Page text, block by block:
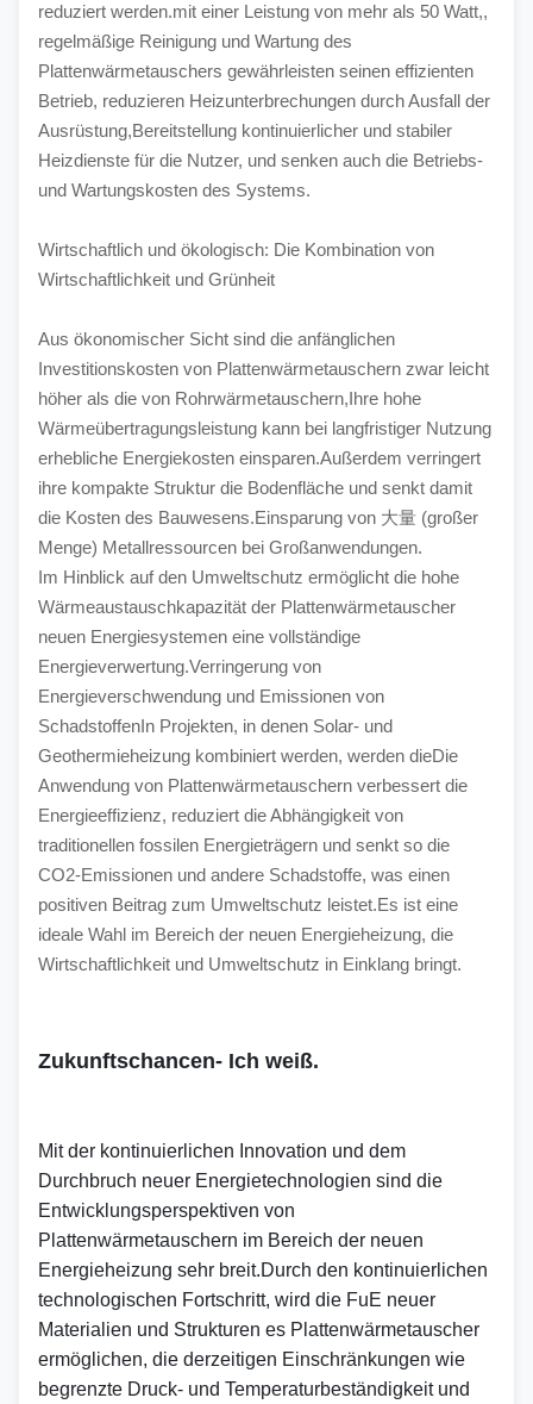
reduziert werden.mit einer Leistung von mehr als 50 Watt,,
regelmäßige Reinigung und Wartung des
Plattenwärmetauschers gewährleisten seinen effizienten
Betrieb, reduzieren Heizunterbrechungen durch Ausfall der
Ausrüstung,Bereitstellung kontinuierlicher und stabiler
Heizdienste für die Nutzer, und senken auch die Betriebs-
und Wartungskosten des Systems.
Wirtschaftlich und ökologisch: Die Kombination von
Wirtschaftlichkeit und Grünheit
Aus ökonomischer Sicht sind die anfänglichen
Investitionskosten von Plattenwärmetauschern zwar leicht
höher als die von Rohrwärmetauschern,Ihre hohe
Wärmeübertragungsleistung kann bei langfristiger Nutzung
erhebliche Energiekosten einsparen.Außerdem verringert
ihre kompakte Struktur die Bodenfläche und senkt damit
die Kosten des Bauwesens.Einsparung von 大量 (großer
Menge) Metallressourcen bei Großanwendungen.
Im Hinblick auf den Umweltschutz ermöglicht die hohe
Wärmeaustauschkapazität der Plattenwärmetauscher
neuen Energiesystemen eine vollständige
Energieverwertung.Verringerung von
Energieverschwendung und Emissionen von
SchadstoffenIn Projekten, in denen Solar- und
Geothermieheizung kombiniert werden, werden dieDie
Anwendung von Plattenwärmetauschern verbessert die
Energieeffizienz, reduziert die Abhängigkeit von
traditionellen fossilen Energieträgern und senkt so die
CO2-Emissionen und andere Schadstoffe, was einen
positiven Beitrag zum Umweltschutz leistet.Es ist eine
ideale Wahl im Bereich der neuen Energieheizung, die
Wirtschaftlichkeit und Umweltschutz in Einklang bringt.
Zukunftschancen- Ich weiß.
Mit der kontinuierlichen Innovation und dem
Durchbruch neuer Energietechnologien sind die
Entwicklungsperspektiven von
Plattenwärmetauschern im Bereich der neuen
Energieheizung sehr breit.Durch den kontinuierlichen
technologischen Fortschritt, wird die FuE neuer
Materialien und Strukturen es Plattenwärmetauscher
ermöglichen, die derzeitigen Einschränkungen wie
begrenzte Druck- und Temperaturbeständigkeit und